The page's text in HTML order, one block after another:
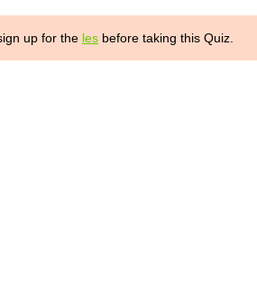
up for the les before taking this Quiz.